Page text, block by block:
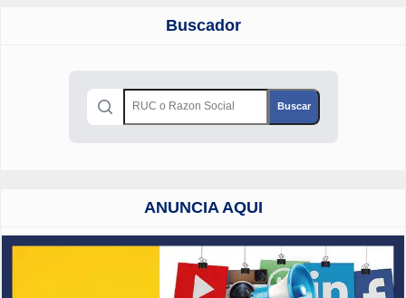
Buscador
ANUNCIA AQUI